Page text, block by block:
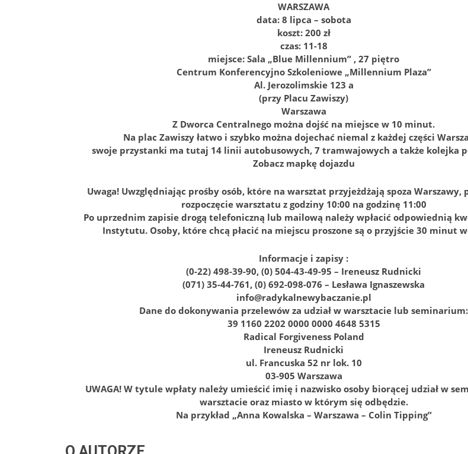
WARSZAWA
data: 8 lipca – sobota
koszt: 200 zł
czas: 11-18
miejsce: Sala „Blue Millennium” , 27 piętro
Centrum Konferencyjno Szkoleniowe „Millennium Plaza”
Al. Jerozolimskie 123 a
(przy Placu Zawiszy)
Warszawa
Z Dworca Centralnego można dojść na miejsce w 10 minut.
Na plac Zawiszy łatwo i szybko można dojechać niemal z każdej części
swoje przystanki ma tutaj 14 linii autobusowych, 7 tramwajowych a także kolejka
Zobacz mapkę dojazdu
Uwaga! Uwzględniając prośby osób, które na warsztat przyjeżdżają spoza Warszawy,
rozpoczęcie warsztatu z godziny 10:00 na godzinę 11:00
Po uprzednim zapisie drogą telefoniczną lub mailową należy wpłacić odpowiednią
Instytutu. Osoby, które chcą płacić na miejscu proszone są o przyjście 30 minut
Informacje i zapisy :
(0-22) 498-39-90, (0) 504-43-49-95 – Ireneusz Rudnicki
(071) 35-44-761, (0) 692-098-076 – Lesława Ignaszewska
info@radykalnewybaczanie.pl
Dane do dokonywania przelewów za udział w warsztacie lub seminarium:
39 1160 2202 0000 0000 4648 5315
Radical Forgiveness Poland
Ireneusz Rudnicki
ul. Francuska 52 nr lok. 10
03-905 Warszawa
UWAGA! W tytule wpłaty należy umieścić imię i nazwisko osoby biorącej udział w
warsztacie oraz miasto w którym się odbędzie.
Na przykład „Anna Kowalska – Warszawa – Colin Tipping”